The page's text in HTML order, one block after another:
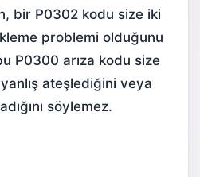
bir P0302 kodu size iki
problemi olduğunu
P0300 arıza kodu size
ateşlediğini veya
söylemez.